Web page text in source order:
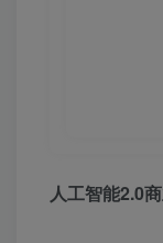
人工智能2.0